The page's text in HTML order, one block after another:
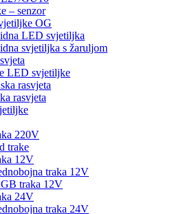
– senzor
OG
LED svjetiljka
svjetiljka s žaruljom
LED svjetiljke
rasvjeta
rasvjeta
220V
trake
12V
traka 12V
traka 12V
24V
traka 24V